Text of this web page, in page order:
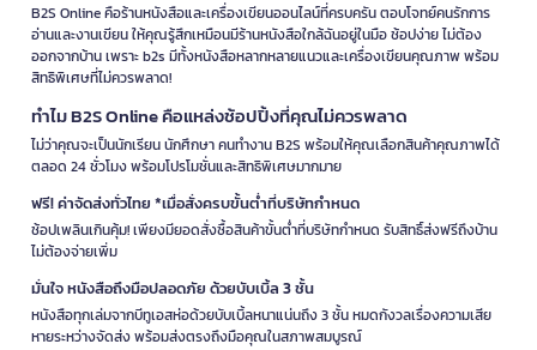
B2S Online คือร้านหนังสือและเครื่องเขียนออนไลน์ที่ครบครัน ตอบโจทย์คนรักการ
อ่านและงานเขียน ให้คุณรู้สึกเหมือนมีร้านหนังสือใกล้ฉันอยู่ในมือ ช้อปง่าย ไม่ต้อง
ออกจากบ้าน เพราะ b2s มีทั้งหนังสือหลากหลายแนวและเครื่องเขียนคุณภาพ พร้อม
สิทธิพิเศษที่ไม่ควรพลาด!
ทำไม B2S Online คือแหล่งช้อปปิ้งที่คุณไม่ควรพลาด
ไม่ว่าคุณจะเป็นนักเรียน นักศึกษา คนทำงาน B2S พร้อมให้คุณเลือกสินค้าคุณภาพได้
ตลอด 24 ชั่วโมง พร้อมโปรโมชั่นและสิทธิพิเศษมากมาย
ฟรี! ค่าจัดส่งทั่วไทย *เมื่อสั่งครบขั้นต่ำที่บริษัทกำหนด
ช้อปเพลินเกินคุ้ม! เพียงมียอดสั่งซื้อสินค้าขั้นต่ำที่บริษัทกำหนด รับสิทธิ์ส่งฟรีถึงบ้าน
ไม่ต้องจ่ายเพิ่ม
มั่นใจ หนังสือถึงมือปลอดภัย ด้วยบับเบิ้ล 3 ชั้น
หนังสือทุกเล่มจากบีทูเอสห่อด้วยบับเบิ้ลหนาแน่นถึง 3 ชั้น หมดกังวลเรื่องความเสีย
หายระหว่างจัดส่ง พร้อมส่งตรงถึงมือคุณในสภาพสมบูรณ์